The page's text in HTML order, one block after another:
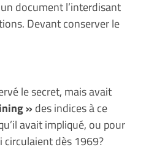
document l’interdisant
Devant conserver le
le secret, mais avait
» des indices à ce
avait impliqué, ou pour
circulaient dès 1969?